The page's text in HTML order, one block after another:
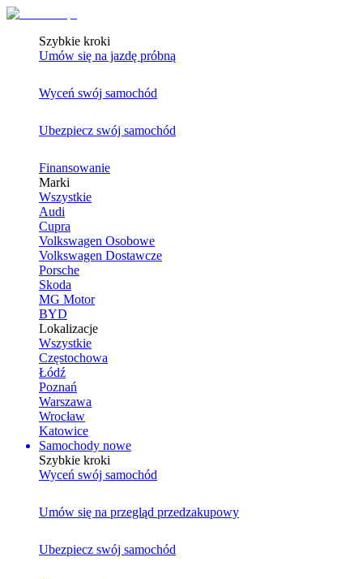
Szybkie kroki
Umów się na jazdę próbną
Wyceń swój samochód
Ubezpiecz swój samochód
Finansowanie
Marki
Wszystkie
Audi
Cupra
Volkswagen Osobowe
Volkswagen Dostawcze
Porsche
Skoda
MG Motor
BYD
Lokalizacje
Wszystkie
Częstochowa
Łódź
Poznań
Warszawa
Wrocław
Katowice
Samochody nowe
Szybkie kroki
Wyceń swój samochód
Umów się na przegląd przedzakupowy
Ubezpiecz swój samochód